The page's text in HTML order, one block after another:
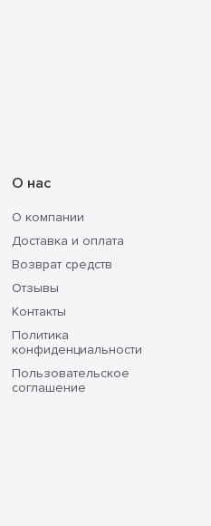
О нас
О компании
Доставка и оплата
Возврат средств
Отзывы
Контакты
Политика
конфиденциальности
Пользовательское
соглашение